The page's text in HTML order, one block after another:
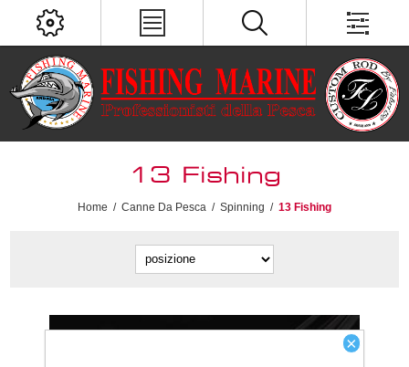
13 Fishing
Home / Canne Da Pesca / Spinning / 13 Fishing
×